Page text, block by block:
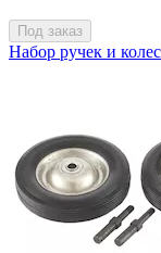
Под заказ
Набор ручек и